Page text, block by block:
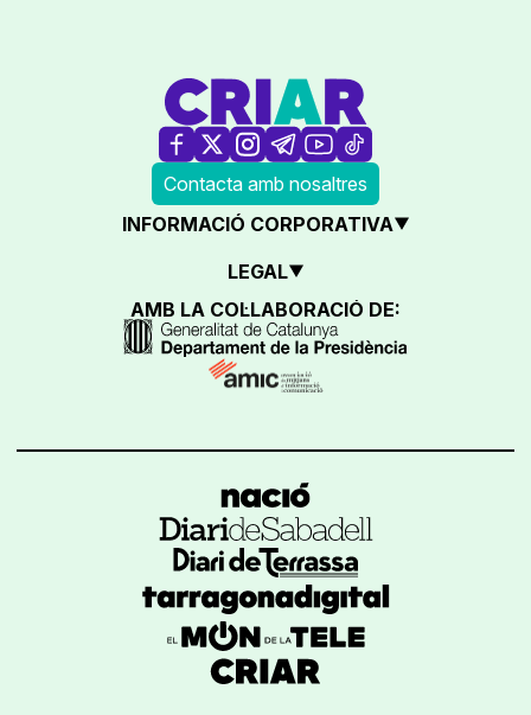
Contacta amb nosaltres
INFORMACIÓ CORPORATIVA
LEGAL
AMB LA COL·LABORACIÓ DE: